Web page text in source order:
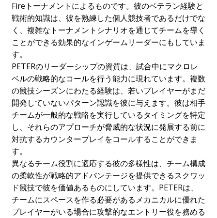
Fireトーナメントによるものです。彼のベテラン経験と
戦術的知識は、彼を熟練した個人競技者であるだけでな
く、複雑なトーナメントシナリオを通じてチームを導く
ことができる効果的なインゲームリーダーにもしていま
す。
PETERのリーダーシップの資質は、試合中にマクロレ
ベルの戦略的なコールを行う能力に現れています。複数
の競技シーズンにわたる経験は、若いプレイヤーがまだ
開発していないパターン認識を彼に与えます。彼は相手
チームが一般的な戦略を実行しているタイミングを特定
し、それらのアプローチが脅威的な状況に発展する前に
対抗するカウンタープレイをコールすることができま
す。
異なるチーム役割に適応する彼の多様性は、チーム構成
の柔軟性が戦略的アドバンテージを提供できるスクワッ
ド競技で彼を価値あるものにしています。PETERは、
チームにスペースを作る必要があるメカニカルに優れた
プレイヤーがいる場合に攻撃的なエントリー役を務める